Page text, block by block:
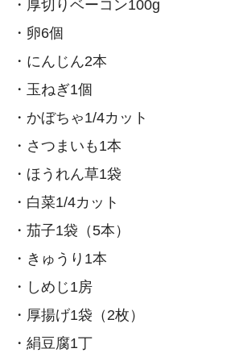
・厚切りベーコン100g
・卵6個
・にんじん2本
・玉ねぎ1個
・かぼちゃ1/4カット
・さつまいも1本
・ほうれん草1袋
・白菜1/4カット
・茄子1袋（5本）
・きゅうり1本
・しめじ1房
・厚揚げ1袋（2枚）
・絹豆腐1丁